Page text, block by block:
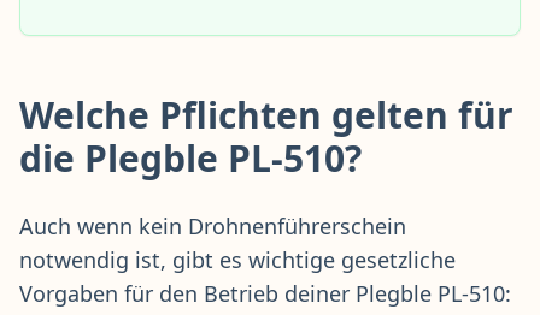
Welche Pflichten gelten für
die Plegble PL-510?
Auch wenn kein Drohnenführerschein
notwendig ist, gibt es wichtige gesetzliche
Vorgaben für den Betrieb deiner Plegble PL-510: